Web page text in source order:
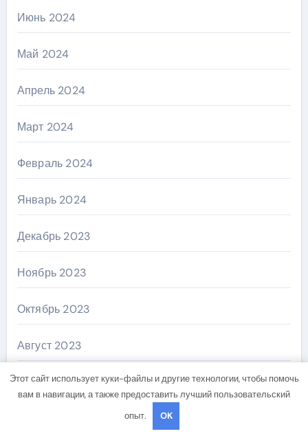
Июнь 2024
Май 2024
Апрель 2024
Март 2024
Февраль 2024
Январь 2024
Декабрь 2023
Ноябрь 2023
Октябрь 2023
Август 2023
Февраль 2023
Этот сайт использует куки-файлы и другие технологии, чтобы помочь
вам в навигации, а также предоставить лучший пользовательский
опыт.
OK